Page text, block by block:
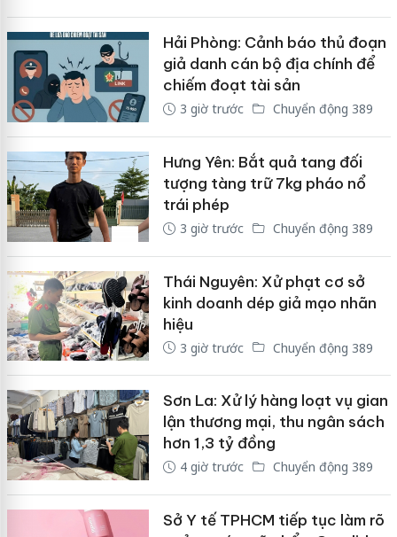
Hải Phòng: Cảnh báo thủ đoạn
giả danh cán bộ địa chính để
chiếm đoạt tài sản
3 giờ trước Chuyển động 389
Hưng Yên: Bắt quả tang đối
tượng tàng trữ 7kg pháo nổ
trái phép
3 giờ trước Chuyển động 389
Thái Nguyên: Xử phạt cơ sở
kinh doanh dép giả mạo nhãn
hiệu
3 giờ trước Chuyển động 389
Sơn La: Xử lý hàng loạt vụ gian
lận thương mại, thu ngân sách
hơn 1,3 tỷ đồng
4 giờ trước Chuyển động 389
Sở Y tế TPHCM tiếp tục làm rõ